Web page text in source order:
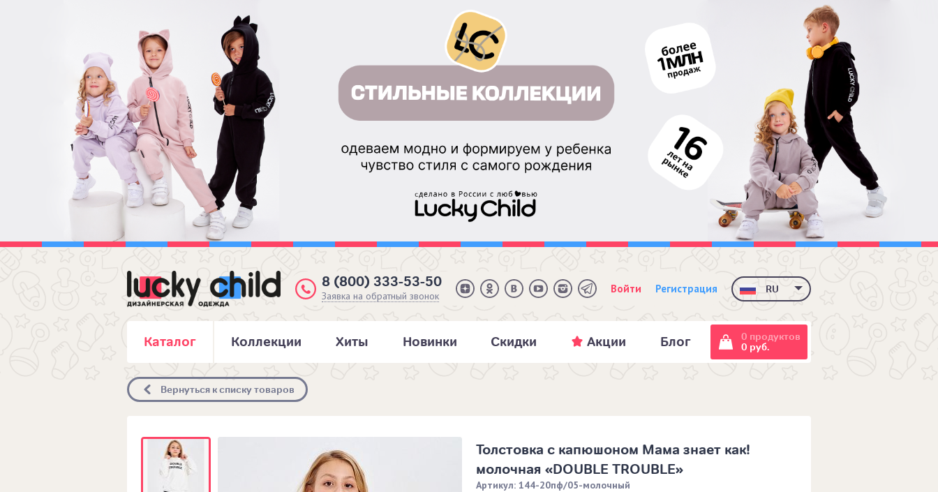
8 (800) 333-53-50
Заявка на обратный звонок
Войти Регистрация RU
Каталог Коллекции Хиты Новинки Скидки Акции Блог
0 продуктов
0 руб.
Вернуться к списку товаров
Толстовка с капюшоном Мама знает как!
молочная «DOUBLE TROUBLE»
Артикул: 144-20пф/05-молочный